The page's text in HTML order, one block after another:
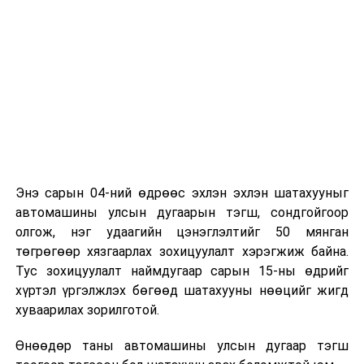
Энэ сарын 04-ний өдрөөс эхлэн эхлэн шатахууныг
автомашины улсын дугаарын тэгш, сондгойгоор
олгож, нэг удаагийн цэнэглэлтийг 50 мянган
төгрөгөөр хязгаарлах зохицуулалт хэрэгжиж байна.
Тус зохицуулалт наймдугаар сарын 15-ны өдрийг
хүртэл үргэлжлэх бөгөөд шатахууны нөөцийг жигд
хуваарилах зорилготой.
Өнөөдөр таны автомашины улсын дугаар тэгш